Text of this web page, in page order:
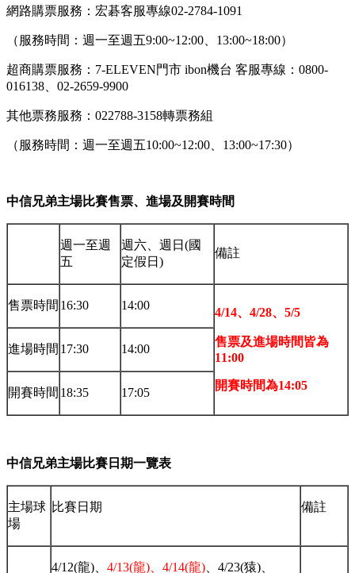
網路購票服務：宏碁客服專線02-2784-1091
（服務時間：週一至週五9:00~12:00、13:00~18:00）
超商購票服務：7-ELEVEN門市 ibon機台 客服專線：0800-
016138、02-2659-9900
其他票務服務：022788-3158轉票務組
（服務時間：週一至週五10:00~12:00、13:00~17:30）
中信兄弟主場比賽售票、進場及開賽時間
週一至週
五
週六、週日(國
定假日)
備註
售票時間 16:30 14:00
4/14、 4/28、 5/5
售票及進場時間皆為
11:00
開賽時間為14:05
進場時間 17:30 14:00
開賽時間 18:35 17:05
中信兄弟主場比賽日期一覽表
主場球
場
比賽日期 備註
4/12(龍)、 4/13(龍)、4/14(龍) 、4/23(猿)、